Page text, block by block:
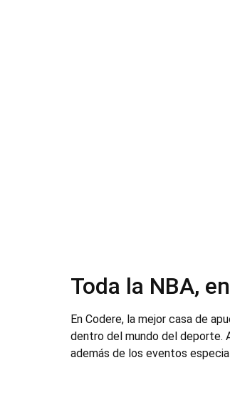
Toda la NBA,
En Codere, la mejor casa de
dentro del mundo del deporte.
además de los eventos